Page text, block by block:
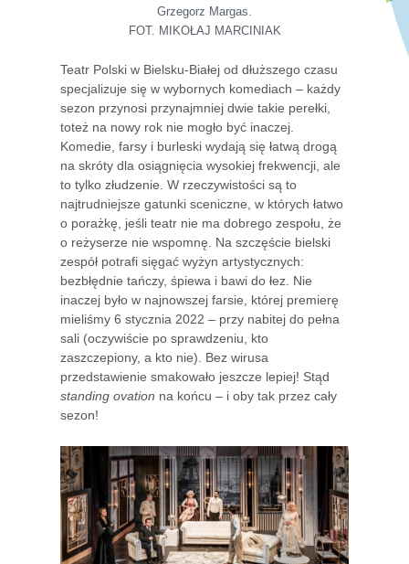
Grzegorz Margas.
FOT. MIKOŁAJ MARCINIAK
Teatr Polski w Bielsku-Białej od dłuższego czasu
specjalizuje się w wybornych komediach – każdy
sezon przynosi przynajmniej dwie takie perełki,
toteż na nowy rok nie mogło być inaczej.
Komedie, farsy i burleski wydają się łatwą drogą
na skróty dla osiągnięcia wysokiej frekwencji, ale
to tylko złudzenie. W rzeczywistości są to
najtrudniejsze gatunki sceniczne, w których łatwo
o porażkę, jeśli teatr nie ma dobrego zespołu, że
o reżyserze nie wspomnę. Na szczęście bielski
zespół potrafi sięgać wyżyn artystycznych:
bezbłędnie tańczy, śpiewa i bawi do łez. Nie
inaczej było w najnowszej farsie, której premierę
mieliśmy 6 stycznia 2022 – przy nabitej do pełna
sali (oczywiście po sprawdzeniu, kto
zaszczepiony, a kto nie). Bez wirusa
przedstawienie smakowało jeszcze lepiej! Stąd
standing ovation na końcu – i oby tak przez cały
sezon!